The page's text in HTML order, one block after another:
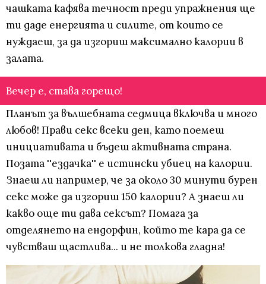
чашката кафява течност преди упражнения ще
ти даде енергията и силите, от които се
нуждаеш, за да изгориш максимално калории в
залата.
Вечер е, става горещо!
Планът за вълшебната седмица включва и много
любов! Прави секс всеки ден, като поемеш
инициативата и бъдеш активната страна.
Позата ''ездачка'' е истински убиец на калории.
Знаеш ли например, че за около 30 минути бурен
секс може да изгориш 150 калории? А знаеш ли
какво още ти дава сексът? Помага за
отделянето на ендорфин, който те кара да се
чувстваш щастлива... и не толкова гладна!